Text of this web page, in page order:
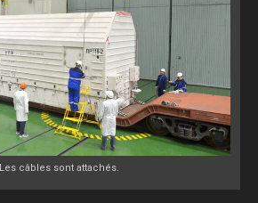
Les câbles sont attachés.